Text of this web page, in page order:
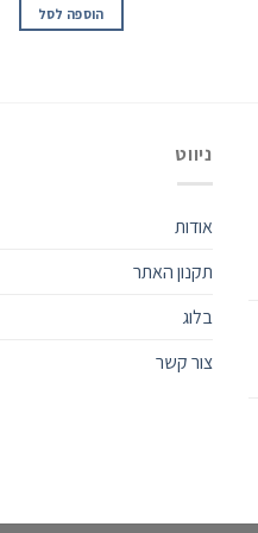
הוספה לסל
ניווט
אודות
תקנון האתר
בלוג
צור קשר